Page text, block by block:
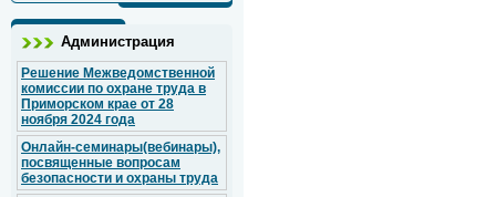
Администрация
Решение Межведомственной
комиссии по охране труда в
Приморском крае от 28
ноября 2024 года
Онлайн-семинары(вебинары),
посвященные вопросам
безопасности и охраны труда